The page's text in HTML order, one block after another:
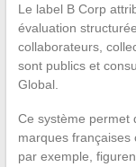
Le label B Corp
évaluation
collaborateurs,
sont publics et
Global.
Ce système permet
marques françaises
par exemple,